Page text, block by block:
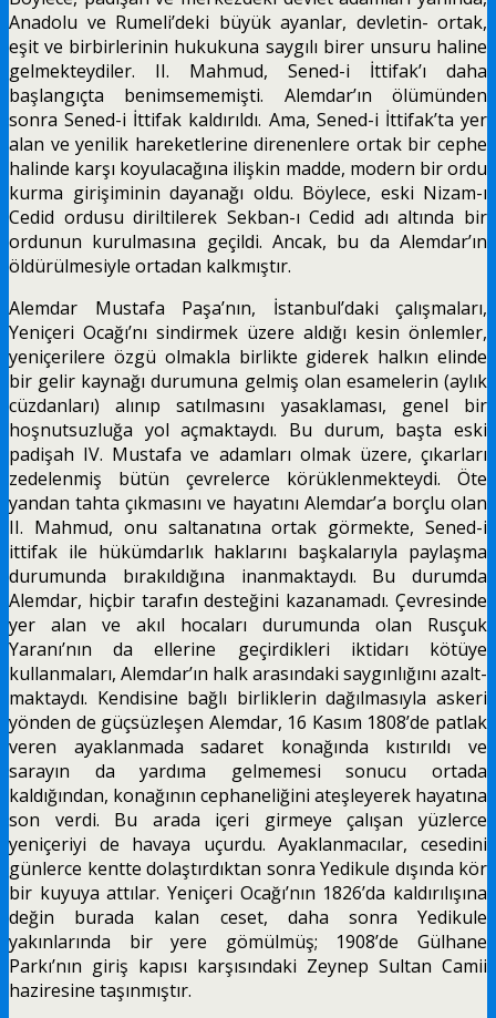
Anadolu ve Rumeli’deki büyük ayanlar, devletin- ortak,
eşit ve birbirlerinin hukukuna saygılı birer unsuru haline
gelmekteydiler. II. Mahmud, Sened-i İttifak’ı daha
başlangıçta benimsememişti. Alemdar’ın ölümünden
sonra Se­ned-i İttifak kaldırıldı. Ama, Sened-i İttifak’ta yer
alan ve yenilik hareketlerine direnenlere ortak bir cephe
halinde karşı koyulacağına ilişkin madde, modern bir ordu
kurma girişiminin dayanağı oldu. Böylece, eski Nizam-ı
Cedid ordusu diriltilerek Sekban-ı Cedid adı altında bir
ordunun kurulmasına geçildi. Ancak, bu da Alemdar’ın
öldürülmesiyle ortadan kalkmıştır.
Alemdar Mustafa Paşa’nın, İstanbul’daki çalış­maları,
Yeniçeri Ocağı’nı sindirmek üzere aldığı kesin önlemler,
yeniçerilere özgü olmakla birlikte giderek halkın elinde
bir gelir kaynağı durumuna gelmiş olan esamelerin (aylık
cüzdanları) alınıp satılmasını yasak­laması, genel bir
hoşnutsuzluğa yol açmaktaydı. Bu durum, başta eski
padişah IV. Mustafa ve adamları olmak üzere, çıkarları
zedelenmiş bütün çevrelerce körüklenmekteydi. Öte
yandan tahta çıkmasını ve hayatını Alemdar’a borçlu olan
II. Mahmud, onu saltanatına ortak görmekte, Sened-i
ittifak ile hüküm­darlık haklarını başkalarıyla paylaşma
durumunda bırakıldığına inanmaktaydı. Bu durumda
Alemdar, hiçbir tarafın desteğini kazanamadı. Çevresinde
yer alan ve akıl hocaları durumunda olan Rusçuk
Yaranı’nın da ellerine geçirdikleri iktidarı kötüye
kullanma­ları, Alemdar’ın halk arasındaki saygınlığını azalt­
maktaydı. Kendisine bağlı birliklerin dağılmasıyla askeri
yönden de güçsüzleşen Alemdar, 16 Kasım 1808’de patlak
veren ayaklanmada sadaret konağında kıstırıldı ve
sarayın da yardıma gelmemesi sonucu ortada
kaldığından, konağının cephaneliğini ateşleye­rek hayatına
son verdi. Bu arada içeri girmeye çalışan yüzlerce
yeniçeriyi de havaya uçurdu. Ayaklanmacı­lar, cesedini
günlerce kentte dolaştırdıktan sonra Yedikule dışında kör
bir kuyuya attılar. Yeniçeri Ocağı’nın 1826’da kaldırılışına
değin burada kalan ceset, daha sonra Yedikule
yakınlarında bir yere gömülmüş; 1908’de Gülhane
Parkı’nın giriş kapısı karşısındaki Zeynep Sultan Camii
haziresine taşın­mıştır.